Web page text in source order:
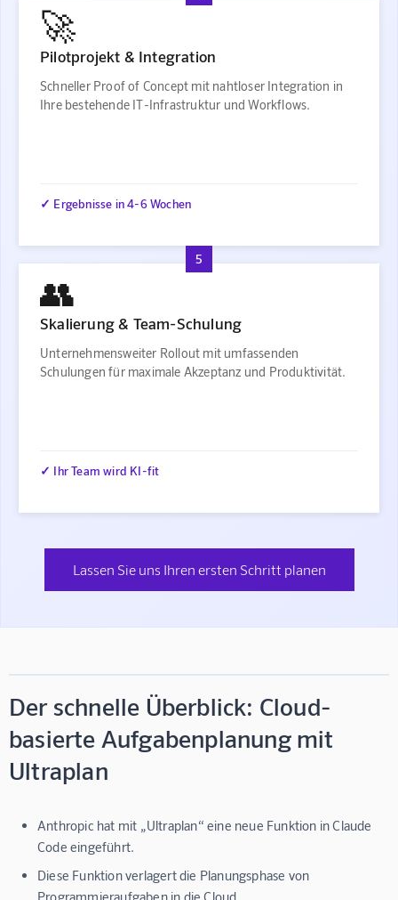
🚀
Pilotprojekt & Integration
Schneller Proof of Concept mit nahtloser Integration in
Ihre bestehende IT-Infrastruktur und Workflows.
✓ Ergebnisse in 4-6 Wochen
5
👥
Skalierung & Team-Schulung
Unternehmensweiter Rollout mit umfassenden
Schulungen für maximale Akzeptanz und Produktivität.
✓ Ihr Team wird KI-fit
Lassen Sie uns Ihren ersten Schritt planen
Der schnelle Überblick: Cloud-
basierte Aufgabenplanung mit
Ultraplan
Anthropic hat mit „Ultraplan“ eine neue Funktion in Claude
Code eingeführt.
Diese Funktion verlagert die Planungsphase von
Programmieraufgaben in die Cloud.